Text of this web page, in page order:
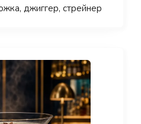
джиггер, стрейнер